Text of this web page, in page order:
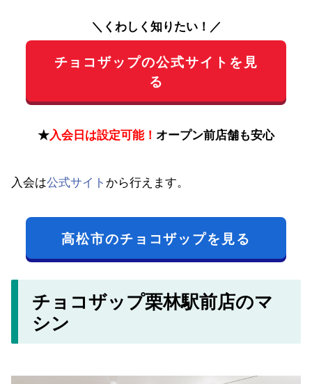
＼くわしく知りたい！／
チョコザップの公式サイトを見
る
★入会日は設定可能！ オープン前店舗も安心
入会は公式サイト から行えます。
高松市のチョコザップを見る
チョコザップ栗林駅前店のマ
シン